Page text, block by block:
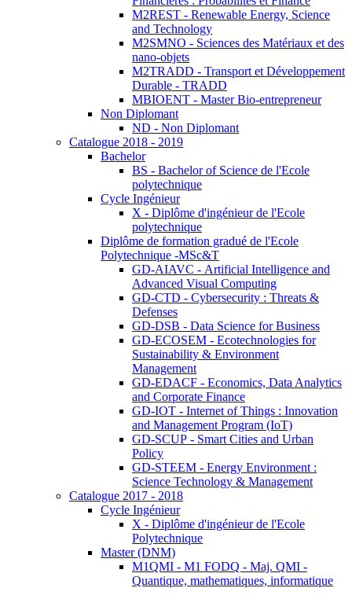
M2REST - Renewable Energy, Science
and Technology
M2SMNO - Sciences des Matériaux et des
nano-objets
M2TRADD - Transport et Développement
Durable - TRADD
MBIOENT - Master Bio-entrepreneur
Non Diplomant
ND - Non Diplomant
Catalogue 2018 - 2019
Bachelor
BS - Bachelor of Science de l'Ecole
polytechnique
Cycle Ingénieur
X - Diplôme d'ingénieur de l'Ecole
polytechnique
Diplôme de formation gradué de l'Ecole
Polytechnique -MSc&T
GD-AIAVC - Artificial Intelligence and
Advanced Visual Computing
GD-CTD - Cybersecurity : Threats &
Defenses
GD-DSB - Data Science for Business
GD-ECOSEM - Ecotechnologies for
Sustainability & Environment
Management
GD-EDACF - Economics, Data Analytics
and Corporate Finance
GD-IOT - Internet of Things : Innovation
and Management Program (IoT)
GD-SCUP - Smart Cities and Urban
Policy
GD-STEEM - Energy Environment :
Science Technology & Management
Catalogue 2017 - 2018
Cycle Ingénieur
X - Diplôme d'ingénieur de l'Ecole
Polytechnique
Master (DNM)
M1QMI - M1 FODQ - Maj. QMI -
Quantique, mathematiques, informatique